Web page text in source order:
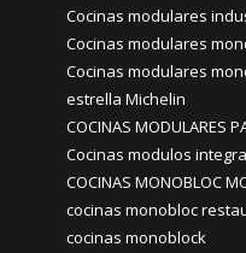
Cocinas modulares
Cocinas modulares
Cocinas modulares
estrella Michelin
COCINAS MODULARES
Cocinas modulos
COCINAS MONOBLOC
cocinas monobloc
cocinas monoblock